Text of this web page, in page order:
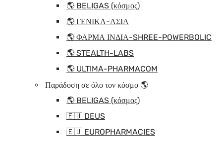
🌎 BELIGAS (κόσμος)
🌎 ΓΕΝΙΚΑ-ΑΣΙΑ
🌎 ΦΑΡΜΑ ΙΝΔΙΑ-SHREE-POWERBOLIC
🌎 STEALTH-LABS
🌎 ULTIMA-PHARMACOM
Παράδοση σε όλο τον κόσμο 🌎
🌎 BELIGAS (κόσμος)
🇪🇺 DEUS
🇪🇺 EUROPHARMACIES